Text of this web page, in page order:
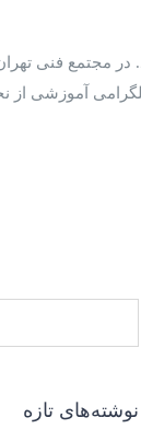
در مجتمع فنی
آموزشی از
نوشته‌های تازه